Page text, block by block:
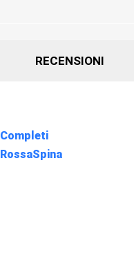
RECENSIONI
Completi
RossaSpina